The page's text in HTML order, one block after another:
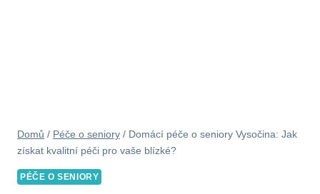
Domů / Péče o seniory / Domácí péče o seniory Vysočina: Jak
získat kvalitní péči pro vaše blízké?
PÉČE O SENIORY